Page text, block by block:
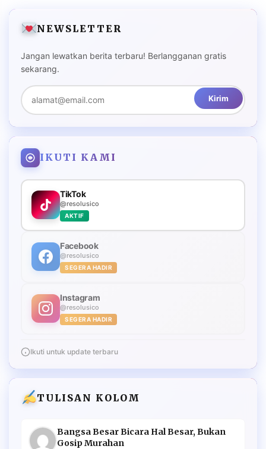
NEWSLETTER
Jangan lewatkan berita terbaru! Berlangganan gratis
sekarang.
Kirim
IKUTI KAMI
TikTok
@resolusico
AKTIF
Facebook
@resolusico
SEGERA HADIR
Instagram
@resolusico
SEGERA HADIR
Ikuti untuk update terbaru
TULISAN KOLOM
Bangsa Besar Bicara Hal Besar, Bukan
Gosip Murahan